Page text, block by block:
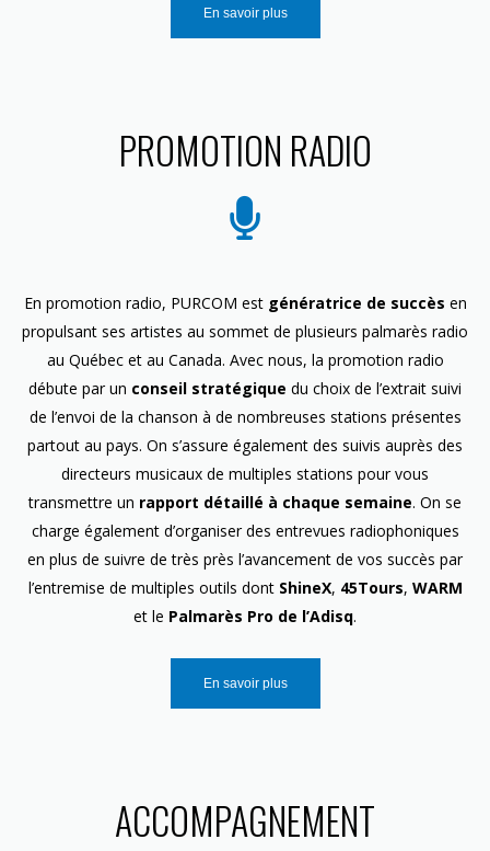
En savoir plus
PROMOTION RADIO
En promotion radio, PURCOM est génératrice de succès en
propulsant ses artistes au sommet de plusieurs palmarès radio
au Québec et au Canada. Avec nous, la promotion radio
débute par un conseil stratégique du choix de l’extrait suivi
de l’envoi de la chanson à de nombreuses stations présentes
partout au pays. On s’assure également des suivis auprès des
directeurs musicaux de multiples stations pour vous
transmettre un rapport détaillé à chaque semaine. On se
charge également d’organiser des entrevues radiophoniques
en plus de suivre de très près l’avancement de vos succès par
l’entremise de multiples outils dont ShineX, 45Tours, WARM
et le Palmarès Pro de l’Adisq.
En savoir plus
ACCOMPAGNEMENT